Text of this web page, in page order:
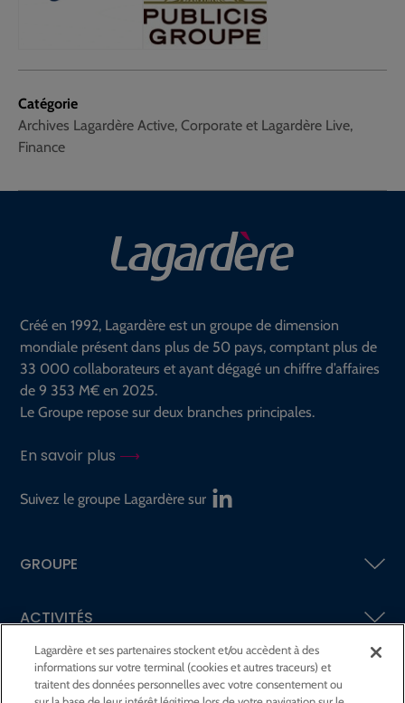
Catégorie
Archives Lagardère Active, Corporate et Lagardère Live,
Finance
Créé en 1992, Lagardère est un groupe de dimension
mondiale présent dans plus de 50 pays, comptant plus de
33 000 collaborateurs et ayant dégagé un chiffre d’affaires
de 9 353 M€ en 2025.
Le Groupe repose sur deux branches principales.
En savoir plus
Suivez le groupe Lagardère sur
GROUPE
ACTIVITÉS
ACTIONNAIRES &INVESTISSEURS
Lagardère et ses partenaires stockent et/ou accèdent à des
informations sur votre terminal (cookies et autres traceurs) et
traitent des données personnelles avec votre consentement ou